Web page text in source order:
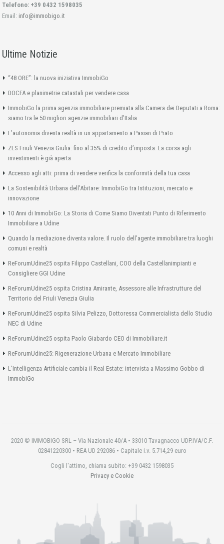
Telefono: +39 0432 1598035
Email: info@immobigo.it
Ultime Notizie
“48 ORE”: la nuova iniziativa ImmobiGo
DOCFA e planimetrie catastali per vendere casa
ImmobiGo la prima agenzia immobiliare premiata alla Camera dei Deputati a Roma:
siamo tra le 50 migliori agenzie immobiliari d’Italia
L’autonomia diventa realtà in un appartamento a Pasian di Prato
ZLS Friuli Venezia Giulia: fino al 35% di credito d’imposta. La corsa agli
investimenti è già aperta
Accesso agli atti: prima di vendere verifica la conformità della tua casa
La Sostenibilità Urbana dell’Abitare: ImmobiGo tra Istituzioni, mercato e
innovazione
10 Anni di ImmobiGo: La Storia di Come Siamo Diventati Punto di Riferimento
Immobiliare a Udine
Quando la mediazione diventa valore. Il ruolo dell’agente immobiliare tra luoghi
comuni e realtà
ReForumUdine25 ospita Filippo Castellani, COO della Castellanimpianti e
Consigliere GGI Udine
ReForumUdine25 ospita Cristina Amirante, Assessore alle Infrastrutture del
Territorio del Friuli Venezia Giulia
ReForumUdine25 ospita Silvia Pelizzo, Dottoressa Commercialista dello Studio
NEC di Udine
ReForumUdine25 ospita Paolo Giabardo CEO di Immobiliare.it
ReForumUdine25: Rigenerazione Urbana e Mercato Immobiliare
L’Intelligenza Artificiale cambia il Real Estate: intervista a Massimo Gobbo di
ImmobiGo
2020 © IMMOBIGO SRL – Via Nazionale 40/A • 33010 Tavagnacco UDP.IVA/C.F.
02841220300 • REA UD 292086 • Capitale i.v. 5.714,29 euro
Cogli l'attimo, chiama subito: +39 0432 1598035
Privacy e Cookie